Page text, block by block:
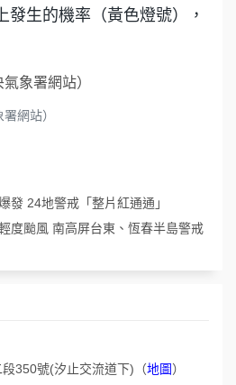
發生的機率（黃色燈號），
網站）
發 24地警戒「整片紅通通」
度颱風 南高屏台東、恆春半島警戒
350號(汐止交流道下) （地圖）